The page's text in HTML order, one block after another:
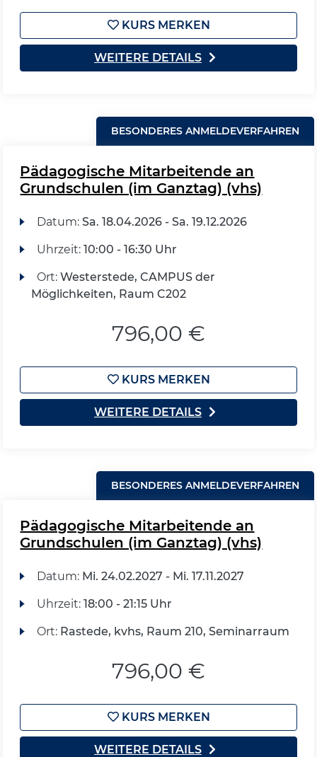
KURS MERKEN
WEITERE DETAILS
BESONDERES ANMELDEVERFAHREN
Pädagogische Mitarbeitende an
Grundschulen (im Ganztag) (vhs)
Datum: Sa. 18.04.2026 - Sa. 19.12.2026
Uhrzeit: 10:00 - 16:30 Uhr
Ort: Westerstede, CAMPUS der
Möglichkeiten, Raum C202
796,00 €
KURS MERKEN
WEITERE DETAILS
BESONDERES ANMELDEVERFAHREN
Pädagogische Mitarbeitende an
Grundschulen (im Ganztag) (vhs)
Datum: Mi. 24.02.2027 - Mi. 17.11.2027
Uhrzeit: 18:00 - 21:15 Uhr
Ort: Rastede, kvhs, Raum 210, Seminarraum
796,00 €
KURS MERKEN
WEITERE DETAILS